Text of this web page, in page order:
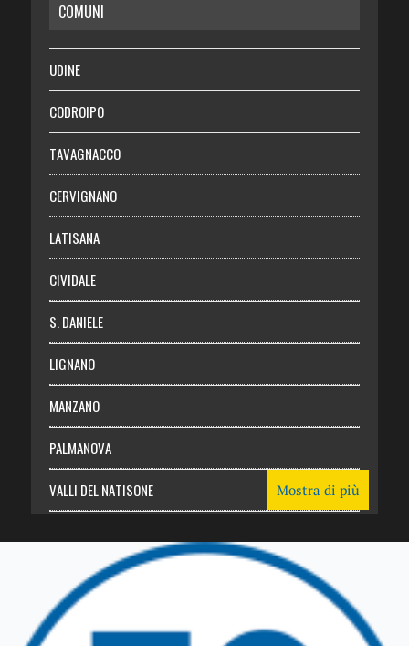
RISPARMIO
SALUTE
Necrologie
Chi siamo
Abbonati
Login
COMUNI
UDINE
CODROIPO
TAVAGNACCO
CERVIGNANO
LATISANA
CIVIDALE
S. DANIELE
LIGNANO
MANZANO
PALMANOVA
VALLI DEL NATISONE
TRICESIMO
TARCENTO
Mostra di più